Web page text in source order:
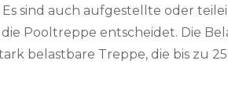
sind auch aufgestellte oder
Pooltreppe entscheidet. Die
belastbare Treppe, die bis zu